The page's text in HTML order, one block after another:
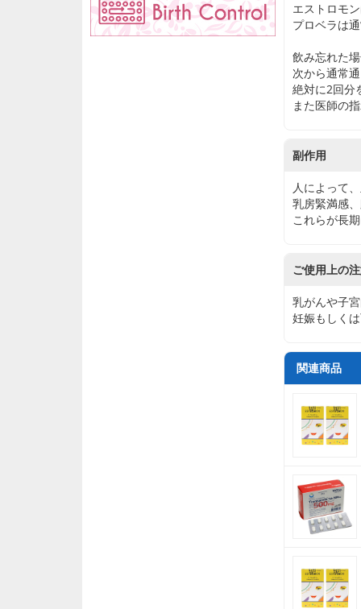
エストロモ
プロベラは
飲み忘れた
次から通常通
絶対に2回分
また医師の
副作用
人によって
乳房緊満感
これらが長
ご使用上の
乳がんや子
妊娠もしく
関連商品